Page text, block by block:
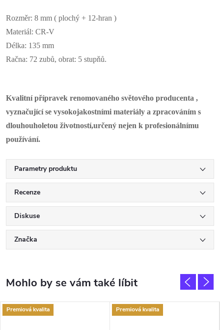
Rozměr: 8 mm ( plochý + 12-hran )
Materiál: CR-V
Délka: 135 mm
Račna: 72 zubů, obrat: 5 stupňů.
Kvalitní přípravek renomovaného světového producenta ,
vyznačující se vysokojakostními materiály a zpracováním s
dlouhouholetou životností,určený nejen k profesionálnímu
používání.
Parametry produktu
Recenze
Diskuse
Značka
Premiová kvalita Premiová kvalita